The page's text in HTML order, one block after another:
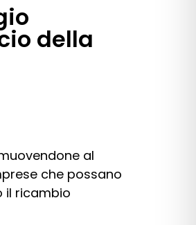
della
al
che possano
il ricambio